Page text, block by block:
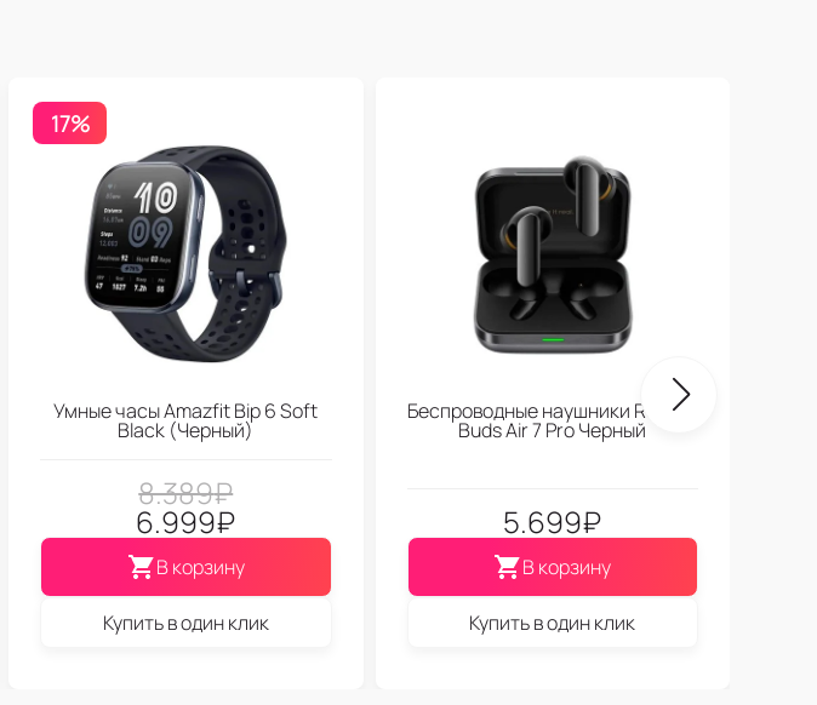
17%
Умные часы Amazfit Bip 6 Soft
Black (Черный)
8.389₽
6.999₽
В корзину
Купить в один клик
Беспроводные наушники Realme
Buds Air 7 Pro Черный
5.699₽
В корзину
Купить в один клик